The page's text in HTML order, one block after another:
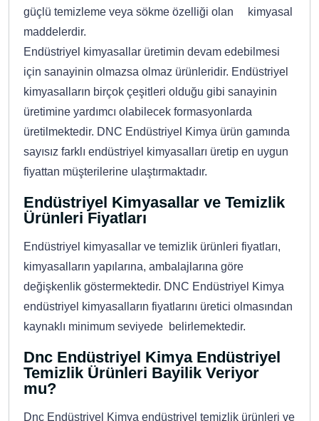
güçlü temizleme veya sökme özelliği olan kimyasal
maddelerdir.
Endüstriyel kimyasallar üretimin devam edebilmesi
için sanayinin olmazsa olmaz ürünleridir. Endüstriyel
kimyasalların birçok çeşitleri olduğu gibi sanayinin
üretimine yardımcı olabilecek formasyonlarda
üretilmektedir. DNC Endüstriyel Kimya ürün gamında
sayısız farklı endüstriyel kimyasalları üretip en uygun
fiyattan müşterilerine ulaştırmaktadır.
Endüstriyel Kimyasallar ve Temizlik
Ürünleri Fiyatları
Endüstriyel kimyasallar ve temizlik ürünleri fiyatları,
kimyasalların yapılarına, ambalajlarına göre
değişkenlik göstermektedir. DNC Endüstriyel Kimya
endüstriyel kimyasalların fiyatlarını üretici olmasından
kaynaklı minimum seviyede belirlemektedir.
Dnc Endüstriyel Kimya Endüstriyel
Temizlik Ürünleri Bayilik Veriyor
mu?
Dnc Endüstriyel Kimya endüstriyel temizlik ürünleri ve